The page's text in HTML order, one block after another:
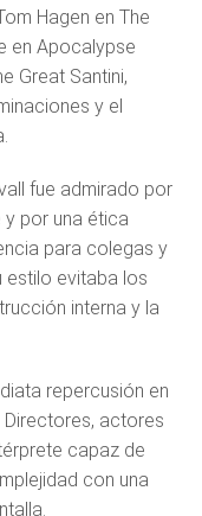
Hagen en The
en Apocalypse
Great Santini,
y el
fue admirado por
por una ética
para colegas y
estilo evitaba los
interna y la
repercusión en
Directores, actores
capaz de
con una